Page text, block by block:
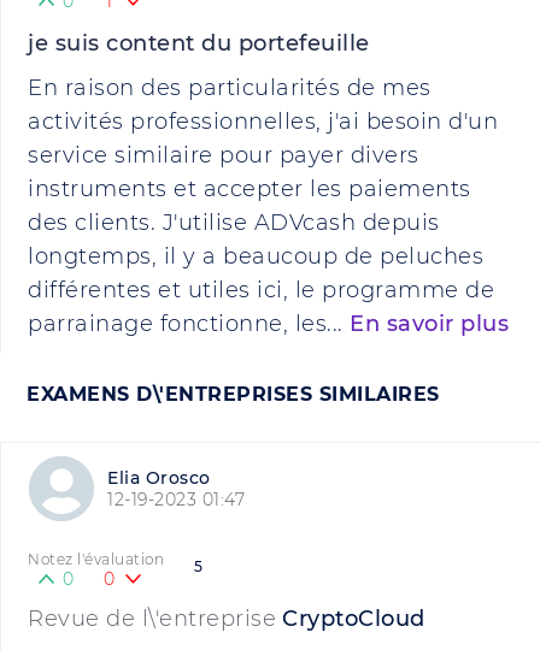
je suis content du portefeuille
En raison des particularités de mes
activités professionnelles, j'ai besoin d'un
service similaire pour payer divers
instruments et accepter les paiements
des clients. J'utilise ADVcash depuis
longtemps, il y a beaucoup de peluches
différentes et utiles ici, le programme de
parrainage fonctionne, les... En savoir plus
EXAMENS D\'ENTREPRISES SIMILAIRES
Elia Orosco
12-19-2023 01:47
5
Notez l'évaluation
0 0
Revue de l\'entreprise CryptoCloud